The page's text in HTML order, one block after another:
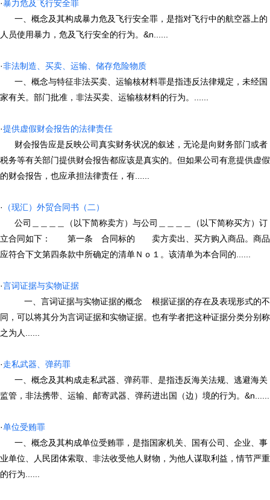
·暴力危及飞行安全罪
一、概念及其构成暴力危及飞行安全罪，是指对飞行中的航空器上的
人员使用暴力，危及飞行安全的行为。&n......
·非法制造、买卖、运输、储存危险物质
一、概念与特征非法买卖、运输核材料罪是指违反法律规定，未经国
家有关。部门批准，非法买卖、运输核材料的行为。......
·提供虚假财会报告的法律责任
财会报告应是反映公司真实财务状况的叙述，无论是向财务部门或者
税务等有关部门提供财会报告都应该是真实的。但如果公司有意提供虚假
的财会报告，也应承担法律责任，有......
·
（现汇）外贸合同书（二）
公司＿＿＿＿（以下简称卖方）与公司＿＿＿＿（以下简称买方）订
立合同如下： 第一条 合同标的 卖方卖出、买方购入商品。商品
应符合下文第四条款中所确定的清单Ｎｏ１。该清单为本合同的......
·言词证据与实物证据
一、言词证据与实物证据的概念 根据证据的存在及表现形式的不
同，可以将其分为言词证据和实物证据。也有学者把这种证据分类分别称
之为人......
·走私武器、弹药罪
一、概念及其构成走私武器、弹药罪、是指违反海关法规、逃避海关
监管，非法携带、运输、邮寄武器、弹药进出国（边）境的行为。&n......
·单位受贿罪
一、概念及其构成单位受贿罪，是指国家机关、国有公司、企业、事
业单位、人民团体索取、非法收受他人财物，为他人谋取利益，情节严重
的行为......